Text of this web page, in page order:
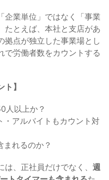
企業単位」ではなく「事業
たとえば、本社と支店があ
拠点が独立した事業場とし
で労働者数をカウントする
】
人以上か？
・アルバイトもカウント対
れるのか？
、正社員だけでなく、 週